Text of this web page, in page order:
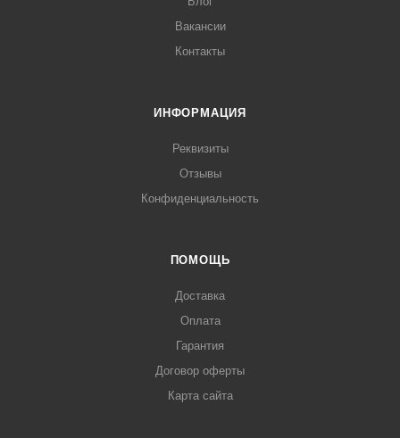
Вакансии
Контакты
ИНФОРМАЦИЯ
Реквизиты
Отзывы
Конфиденциальность
ПОМОЩЬ
Доставка
Оплата
Гарантия
Договор оферты
Карта сайта